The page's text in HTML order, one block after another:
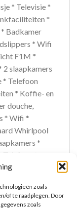
zoals
of te raadplegen. Door
zoals
* Televisie *
*
Badkamer
* Wifi
F1M *
2 slaapkamers
* Telefoon
* Koffie- en
douche,
* Wifi *
Whirlpool
*
tegen
en
* Wifi * Terras
Zeezicht